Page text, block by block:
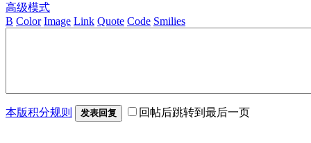
高级模式
B Color Image Link Quote Code Smilies
本版积分规则 发表回复 回帖后跳转到最后一页